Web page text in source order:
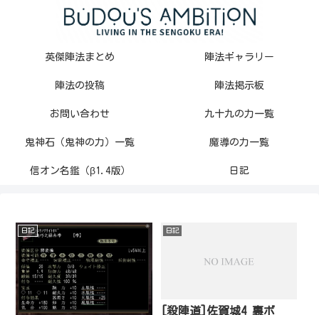
英傑陣法まとめ 陣法ギャラリー
陣法の投稿 陣法掲示板
お問い合わせ 九十九の力一覧
鬼神石（鬼神の力）一覧 魔導の力一覧
信オン名鑑（β1.4版） 日記
日記 日記
[殺陣道]佐賀城4 裏ボ